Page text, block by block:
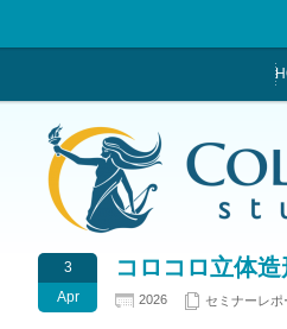
3
Apr
コロコロ立体
2026 セミナーレポ